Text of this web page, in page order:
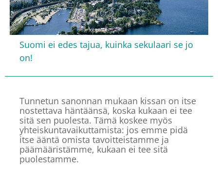
Suomi ei edes tajua, kuinka sekulaari se jo
on!
Tunnetun sanonnan mukaan kissan on itse
nostettava häntäänsä, koska kukaan ei tee
sitä sen puolesta. Tämä koskee myös
yhteiskuntavaikuttamista: jos emme pidä
itse ääntä omista tavoitteistamme ja
päämääristämme, kukaan ei tee sitä
puolestamme.